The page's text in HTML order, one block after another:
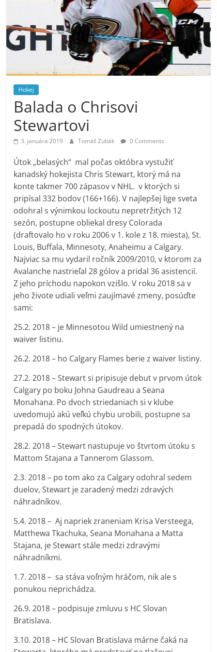
Hokej
Balada o Chrisovi
Stewartovi
3. januára 2019 Tomáš Zubák 0 Comments
Útok „belasých“ mal počas októbra vystužiť
kanadský hokejista Chris Stewart, ktorý má na
konte takmer 700 zápasov v NHL. v ktorých si
pripísal 332 bodov (166+166). V najlepšej lige sveta
odohral s výnimkou lockoutu nepretržitých 12
sezón, postupne obliekal dresy Colorada
(draftovalo ho v roku 2006 v 1. kole z 18. miesta), St.
Louis, Buffala, Minnesoty, Anaheimu a Calgary.
Najviac sa mu vydaril ročník 2009/2010, v ktorom za
Avalanche nastrieľal 28 gólov a pridal 36 asistencií.
Z jeho príchodu napokon vzišlo. V roku 2018 sa v
jeho živote udiali veľmi zaujímavé zmeny, posúďte
sami:
25.2. 2018 – je Minnesotou Wild umiestnený na
waiver listinu.
26.2. 2018 – ho Calgary Flames berie z waiver listiny.
27.2. 2018 – Stewart si pripisuje debut v prvom útok
Calgary po boku Johna Gaudreau a Seana
Monahana. Po dvoch striedaniach si v klube
uvedomujú akú veľkú chybu urobili, postupne sa
prepadá do spodných útokov.
28.2. 2018 – Stewart nastupuje vo štvrtom útoku s
Mattom Stajana a Tannerom Glassom.
2.3. 2018 – po tom ako za Calgary odohral sedem
duelov, Stewart je zaradený medzi zdravých
náhradníkov.
5.4. 2018 – Aj napriek zraneniam Krisa Versteega,
Matthewa Tkachuka, Seana Monahana a Matta
Stajana, je Stewart stále medzi zdravými
náhradníkmi.
1.7. 2018 – sa stáva voľným hráčom, nik ale s
ponukou neprichádza.
26.9. 2018 – podpisuje zmluvu s HC Slovan
Bratislava.
3.10. 2018 – HC Slovan Bratislava márne čaká na